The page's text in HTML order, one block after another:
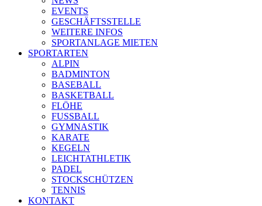
EVENTS
GESCHÄFTSSTELLE
WEITERE INFOS
SPORTANLAGE MIETEN
SPORTARTEN
ALPIN
BADMINTON
BASEBALL
BASKETBALL
FLÖHE
FUSSBALL
GYMNASTIK
KARATE
KEGELN
LEICHTATHLETIK
PADEL
STOCKSCHÜTZEN
TENNIS
KONTAKT